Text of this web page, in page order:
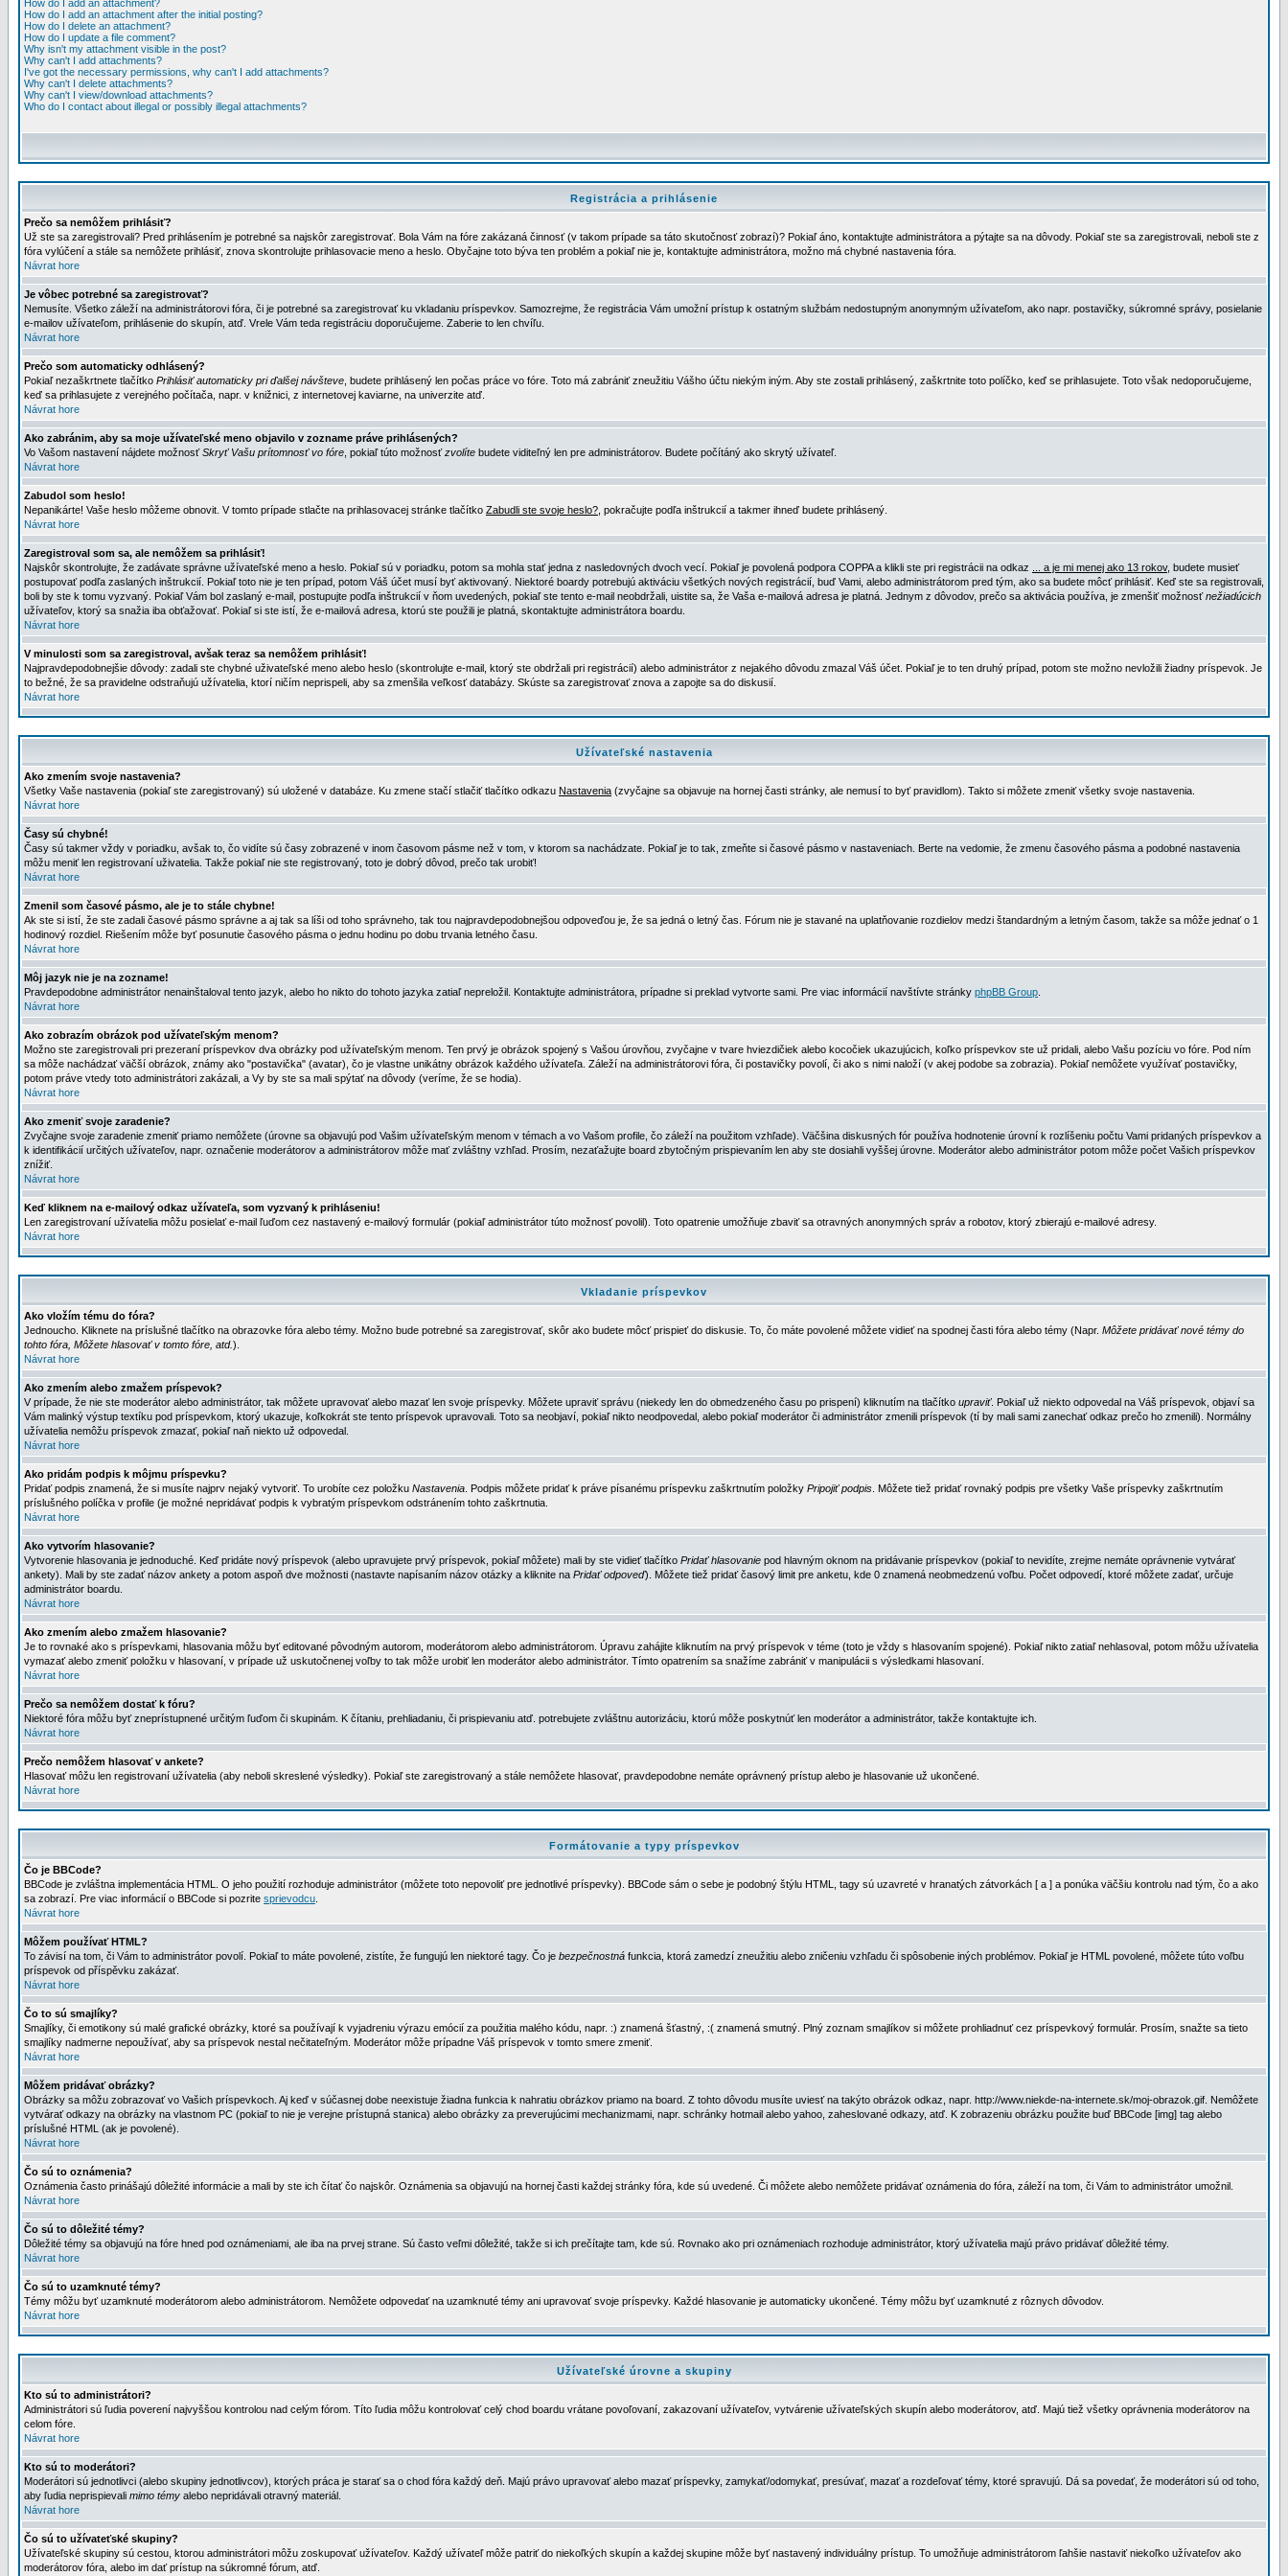
How do I add an attachment?
How do I add an attachment after the initial posting?
How do I delete an attachment?
How do I update a file comment?
Why isn't my attachment visible in the post?
Why can't I add attachments?
I've got the necessary permissions, why can't I add attachments?
Why can't I delete attachments?
Why can't I view/download attachments?
Who do I contact about illegal or possibly illegal attachments?
Registrácia a prihlásenie
Prečo sa nemôžem prihlásiť?
Už ste sa zaregistrovali? Pred prihlásením je potrebné sa najskôr zaregistrovať. Bola Vám na fóre zakázaná činnosť (v takom prípade sa táto skutočnosť zobrazí)? Pokiaľ áno, kontaktujte administrátora a pýtajte sa na dôvody. Pokiaľ ste sa zaregistrovali, neboli ste z
fóra vylúčení a stále sa nemôžete prihlásiť, znova skontrolujte prihlasovacie meno a heslo. Obyčajne toto býva ten problém a pokiaľ nie je, kontaktujte administrátora, možno má chybné nastavenia fóra.
Návrat hore
Je vôbec potrebné sa zaregistrovať?
Nemusíte. Všetko záleží na administrátorovi fóra, či je potrebné sa zaregistrovať ku vkladaniu príspevkov. Samozrejme, že registrácia Vám umožní prístup k ostatným službám nedostupným anonymným užívateľom, ako napr. postavičky, súkromné správy, posielanie
e-mailov užívateľom, prihlásenie do skupín, atď. Vrele Vám teda registráciu doporučujeme. Zaberie to len chvíľu.
Návrat hore
Prečo som automaticky odhlásený?
Pokiaľ nezaškrtnete tlačítko Prihlásiť automaticky pri ďalšej návšteve , budete prihlásený len počas práce vo fóre. Toto má zabrániť zneužitiu Vášho účtu niekým iným. Aby ste zostali prihlásený, zaškrtnite toto políčko, keď se prihlasujete. Toto však nedoporučujeme,
keď sa prihlasujete z verejného počítača, napr. v knižnici, z internetovej kaviarne, na univerzite atď.
Návrat hore
Ako zabránim, aby sa moje užívateľské meno objavilo v zozname práve prihlásených?
Vo Vašom nastavení nájdete možnosťSkryť Vašu prítomnosť vo fóre , pokiaľ túto možnosťzvolíte budete viditeľný len pre administrátorov. Budete počítáný ako skrytý užívateľ.
Návrat hore
Zabudol som heslo!
Nepanikárte! Vaše heslo môžeme obnovit. V tomto prípade stlačte na prihlasovacej stránke tlačítko Zabudli ste svoje heslo? , pokračujte podľa inštrukcií a takmer ihneď budete prihlásený.
Návrat hore
Zaregistroval som sa, ale nemôžem sa prihlásiť!
Najskôr skontrolujte, že zadávate správne užívateľské meno a heslo. Pokiaľ sú v poriadku, potom sa mohla stať jedna z nasledovných dvoch vecí. Pokiaľ je povolená podpora COPPA a klikli ste pri registrácii na odkaz
... a je mi menej ako 13 rokov, budete musieť
postupovať podľa zaslaných inštrukcií. Pokiaľ toto nie je ten prípad, potom Váš účet musí byť aktivovaný. Niektoré boardy potrebujú aktiváciu všetkých nových registrácií, buď Vami, alebo administrátorom pred tým, ako sa budete môcť prihlásiť. Keď ste sa registrovali,
boli by ste k tomu vyzvaný. Pokiaľ Vám bol zaslaný e-mail, postupujte podľa inštrukcií v ňom uvedených, pokiaľ ste tento e-mail neobdržali, uistite sa, že Vaša e-mailová adresa je platná. Jednym z dôvodov, prečo sa aktivácia používa, je zmenšiť možnosťnežiadúcich
užívateľov, ktorý sa snažia iba obťažovať. Pokiaľ si ste istí, že e-mailová adresa, ktorú ste použili je platná, skontaktujte administrátora boardu.
Návrat hore
V minulosti som sa zaregistroval, avšak teraz sa nemôžem prihlásiť!
Najpravdepodobnejšie dôvody: zadali ste chybné uživateľské meno alebo heslo (skontrolujte e-mail, ktorý ste obdržali pri registrácií) alebo administrátor z nejakého dôvodu zmazal Váš účet. Pokiaľ je to ten druhý prípad, potom ste možno nevložili žiadny príspevok. Je
to bežné, že sa pravidelne odstraňujú užívatelia, ktorí ničím neprispeli, aby sa zmenšila veľkosť databázy. Skúste sa zaregistrovať znova a zapojte sa do diskusií.
Návrat hore
Užívateľské nastavenia
Ako zmením svoje nastavenia?
Všetky Vaše nastavenia (pokiaľ ste zaregistrovaný) sú uložené v databáze. Ku zmene stačí stlačiť tlačítko odkazu Nastavenia (zvyčajne sa objavuje na hornej časti stránky, ale nemusí to byť pravidlom). Takto si môžete zmeniť všetky svoje nastavenia.
Návrat hore
Časy sú chybné!
Časy sú takmer vždy v poriadku, avšak to, čo vidíte sú časy zobrazené v inom časovom pásme než v tom, v ktorom sa nachádzate. Pokiaľ je to tak, zmeňte si časové pásmo v nastaveniach. Berte na vedomie, že zmenu časového pásma a podobné nastavenia
môžu meniť len registrovaní uživatelia. Takže pokiaľ nie ste registrovaný, toto je dobrý dôvod, prečo tak urobiť!
Návrat hore
Zmenil som časové pásmo, ale je to stále chybne!
Ak ste si istí, že ste zadali časové pásmo správne a aj tak sa líši od toho správneho, tak tou najpravdepodobnejšou odpoveďou je, že sa jedná o letný čas. Fórum nie je stavané na uplatňovanie rozdielov medzi štandardným a letným časom, takže sa môže jednať o 1
hodinový rozdiel. Riešením môže byť posunutie časového pásma o jednu hodinu po dobu trvania letného času.
Návrat hore
Môj jazyk nie je na zozname!
Pravdepodobne administrátor nenainštaloval tento jazyk, alebo ho nikto do tohoto jazyka zatiaľ nepreložil. Kontaktujte administrátora, prípadne si preklad vytvorte sami. Pre viac informácií navštívte stránky phpBB Group
Návrat hore
Ako zobrazím obrázok pod užívateľským menom?
Možno ste zaregistrovali pri prezeraní príspevkov dva obrázky pod užívateľským menom. Ten prvý je obrázok spojený s Vašou úrovňou, zvyčajne v tvare hviezdičiek alebo kocočiek ukazujúcich, koľko príspevkov ste už pridali, alebo Vašu pozíciu vo fóre. Pod ním
sa môže nachádzať väčší obrázok, známy ako "postavička" (avatar), čo je vlastne unikátny obrázok každého užívateľa. Záleží na administrátorovi fóra, či postavičky povolí, či ako s nimi naloží (v akej podobe sa zobrazia). Pokiaľ nemôžete využívať postavičky,
potom práve vtedy toto administrátori zakázali, a Vy by ste sa mali spýtať na dôvody (veríme, že se hodia).
Návrat hore
Ako zmeniť svoje zaradenie?
Zvyčajne svoje zaradenie zmeniť priamo nemôžete (úrovne sa objavujú pod Vašim užívateľským menom v témach a vo Vašom profile, čo záleží na použitom vzhľade). Väčšina diskusných fór používa hodnotenie úrovní k rozlíšeniu počtu Vami pridaných príspevkov a
k identifikácií určitých užívateľov, napr. označenie moderátorov a administrátorov môže mať zvláštny vzhľad. Prosím, nezaťažujte board zbytočným prispievaním len aby ste dosiahli vyššej úrovne. Moderátor alebo administrátor potom môže počet Vašich príspevkov
znížiť.
Návrat hore
Keď kliknem na e-mailový odkaz užívateľa, som vyzvaný k prihláseniu!
Len zaregistrovaní užívatelia môžu posielať e-mail ľuďom cez nastavený e-mailový formulár (pokiaľ administrátor túto možnosť povolil). Toto opatrenie umožňuje zbaviť sa otravných anonymných správ a robotov, ktorý zbierajú e-mailové adresy.
Návrat hore
Vkladanie príspevkov
Ako vložím tému do fóra?
Jednoucho. Kliknete na príslušné tlačítko na obrazovke fóra alebo témy. Možno bude potrebné sa zaregistrovať, skôr ako budete môcť prispieť do diskusie. To, čo máte povolené môžete vidieť na spodnej časti fóra alebo témy (Napr. Môžete pridávať nové témy do
tohto fóra, Môžete hlasovať v tomto fóre, atd.).
Návrat hore
Ako zmením alebo zmažem príspevok?
V prípade, že nie ste moderátor alebo administrátor, tak môžete upravovať alebo mazať len svoje príspevky. Môžete upraviť správu (niekedy len do obmedzeného času po prispení) kliknutím na tlačítko upraviť. Pokiaľ už niekto odpovedal na Váš príspevok, objaví sa
Vám malinký výstup textíku pod príspevkom, ktorý ukazuje, koľkokrát ste tento príspevok upravovali. Toto sa neobjaví, pokiaľ nikto neodpovedal, alebo pokiaľ moderátor či administrátor zmenili príspevok (tí by mali sami zanechať odkaz prečo ho zmenili). Normálny
užívatelia nemôžu príspevok zmazať, pokiaľ naň niekto už odpovedal.
Návrat hore
Ako pridám podpis k môjmu príspevku?
Pridať podpis znamená, že si musíte najprv nejaký vytvoriť. To urobíte cez položku Nastavenia . Podpis môžete pridať k práve písanému príspevku zaškrtnutím položky Pripojiť podpis . Môžete tiež pridať rovnaký podpis pre všetky Vaše príspevky zaškrtnutím
príslušného políčka v profile (je možné nepridávať podpis k vybratým príspevkom odstránením tohto zaškrtnutia.
Návrat hore
Ako vytvorím hlasovanie?
Vytvorenie hlasovania je jednoduché. Keď pridáte nový príspevok (alebo upravujete prvý príspevok, pokiaľ môžete) mali by ste vidieť tlačítko Pridať hlasovanie pod hlavným oknom na pridávanie príspevkov (pokiaľ to nevidíte, zrejme nemáte oprávnenie vytvárať
ankety). Mali by ste zadať názov ankety a potom aspoň dve možnosti (nastavte napísaním názov otázky a kliknite na Pridať odpoveď). Môžete tiež pridať časový limit pre anketu, kde 0 znamená neobmedzenú voľbu. Počet odpovedí, ktoré môžete zadať, určuje
administrátor boardu.
Návrat hore
Ako zmením alebo zmažem hlasovanie?
Je to rovnaké ako s príspevkami, hlasovania môžu byť editované pôvodným autorom, moderátorom alebo administrátorom. Úpravu zahájite kliknutím na prvý príspevok v téme (toto je vždy s hlasovaním spojené). Pokiaľ nikto zatiaľ nehlasoval, potom môžu užívatelia
vymazať alebo zmeniť položku v hlasovaní, v prípade už uskutočnenej voľby to tak môže urobiť len moderátor alebo administrátor. Tímto opatrením sa snažíme zabrániť v manipulácii s výsledkami hlasovaní.
Návrat hore
Prečo sa nemôžem dostať k fóru?
Niektoré fóra môžu byť zneprístupnené určitým ľuďom či skupinám. K čítaniu, prehliadaniu, či prispievaniu atď. potrebujete zvláštnu autorizáciu, ktorú môže poskytnúť len moderátor a administrátor, takže kontaktujte ich.
Návrat hore
Prečo nemôžem hlasovať v ankete?
Hlasovať môžu len registrovaní užívatelia (aby neboli skreslené výsledky). Pokiaľ ste zaregistrovaný a stále nemôžete hlasovať, pravdepodobne nemáte oprávnený prístup alebo je hlasovanie už ukončené.
Návrat hore
Formátovanie a typy príspevkov
Čo je BBCode?
BBCode je zvláštna implementácia HTML. O jeho použití rozhoduje administrátor (môžete toto nepovoliť pre jednotlivé príspevky). BBCode sám o sebe je podobný štýlu HTML, tagy sú uzavreté v hranatých zátvorkách [ a ] a ponúka väčšiu kontrolu nad tým, čo a ako
sa zobrazí. Pre viac informácií o BBCode si pozrite sprievodcu
Návrat hore
Môžem používať HTML?
To závisí na tom, či Vám to administrátor povolí. Pokiaľ to máte povolené, zistíte, že fungujú len niektoré tagy. Čo je bezpečnostná funkcia, ktorá zamedzí zneužitiu alebo zničeniu vzhľadu či spôsobenie iných problémov. Pokiaľ je HTML povolené, môžete túto voľbu
príspevok od příspěvku zakázať.
Návrat hore
Čo to sú smajlíky?
Smajlíky, či emotikony sú malé grafické obrázky, ktoré sa používají k vyjadreniu výrazu emócií za použitia malého kódu, napr. :) znamená šťastný, :( znamená smutný. Plný zoznam smajlíkov si môžete prohliadnuť cez príspevkový formulár. Prosím, snažte sa tieto
smajlíky nadmerne nepoužívať, aby sa príspevok nestal nečitateľným. Moderátor môže prípadne Váš príspevok v tomto smere zmeniť.
Návrat hore
Môžem pridávať obrázky?
Obrázky sa môžu zobrazovať vo Vašich príspevkoch. Aj keď v súčasnej dobe neexistuje žiadna funkcia k nahratiu obrázkov priamo na board. Z tohto dôvodu musíte uviesť na takýto obrázok odkaz, napr. http://www.niekde-na-internete.sk/moj-obrazok.gif. Nemôžete
vytvárať odkazy na obrázky na vlastnom PC (pokiaľ to nie je verejne prístupná stanica) alebo obrázky za preverujúcimi mechanizmami, napr. schránky hotmail alebo yahoo, zaheslované odkazy, atď. K zobrazeniu obrázku použite buď BBCode [img] tag alebo
príslušné HTML (ak je povolené).
Návrat hore
Čo sú to oznámenia?
Oznámenia často prinášajú dôležité informácie a mali by ste ich čítať čo najskôr. Oznámenia sa objavujú na hornej časti každej stránky fóra, kde sú uvedené. Či môžete alebo nemôžete pridávať oznámenia do fóra, záleží na tom, či Vám to administrátor umožnil.
Návrat hore
Čo sú to dôležité témy?
Dôležité témy sa objavujú na fóre hned pod oznámeniami, ale iba na prvej strane. Sú často veľmi dôležité, takže si ich prečítajte tam, kde sú. Rovnako ako pri oznámeniach rozhoduje administrátor, ktorý užívatelia majú právo pridávať dôležité témy.
Návrat hore
Čo sú to uzamknuté témy?
Témy môžu byť uzamknuté moderátorom alebo administrátorom. Nemôžete odpovedať na uzamknuté témy ani upravovať svoje príspevky. Každé hlasovanie je automaticky ukončené. Témy môžu byť uzamknuté z rôznych dôvodov.
Návrat hore
Užívateľské úrovne a skupiny
Kto sú to administrátori?
Administrátori sú ľudia poverení najvyššou kontrolou nad celým fórom. Títo ľudia môžu kontrolovať celý chod boardu vrátane povoľovaní, zakazovaní užívateľov, vytvárenie užívateľských skupín alebo moderátorov, atď. Majú tiež všetky oprávnenia moderátorov na
celom fóre.
Návrat hore
Kto sú to moderátori?
Moderátori sú jednotlivci (alebo skupiny jednotlivcov), ktorých práca je starať sa o chod fóra každý deň. Majú právo upravovať alebo mazať príspevky, zamykať/odomykať, presúvať, mazať a rozdeľovať témy, ktoré spravujú. Dá sa povedať, že moderátori sú od toho,
aby ľudia neprispievali mimo témy alebo nepridávali otravný materiál.
Návrat hore
Čo sú to užívateťské skupiny?
Užívateľské skupiny sú cestou, ktorou administrátori môžu zoskupovať užívateľov. Každý užívateľ môže patriť do niekoľkých skupín a každej skupine môže byť nastavený individuálny prístup. To umožňuje administrátorom ľahšie nastaviť niekoľko užívateľov ako
moderátorov fóra, alebo im dať prístup na súkromné fórum, atď.